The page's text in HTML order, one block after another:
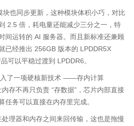
也同步更新，这种模块体积小巧，对比
2.5 倍，耗电量还能减少三分之一，特
间运转的 AI 服务器。而且新标准还兼顾
已经推出 256GB 版本的 LPDDR5X
可以平稳过渡到 LPDDR6。
入了一项硬核新技术 ——存内计算
存不再只负责 “存数据”，芯片内部直接
任务可以直接在内存里完成。
理器和内存之间来回传输，这也是拖慢